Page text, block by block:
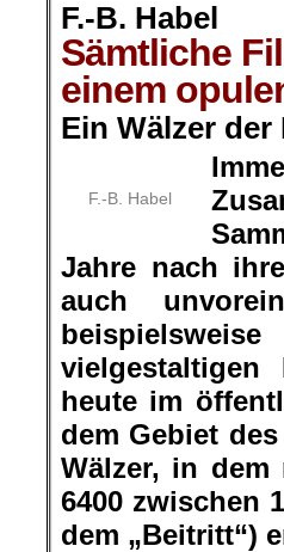
F.-B. Habel
Sämtliche
einem
Ein Wälzer
F.-B. Habel
Jahre nach
auch
heute im
dem Gebiet
Wälzer, in dem
6400 zwischen
dem „Beitritt“)